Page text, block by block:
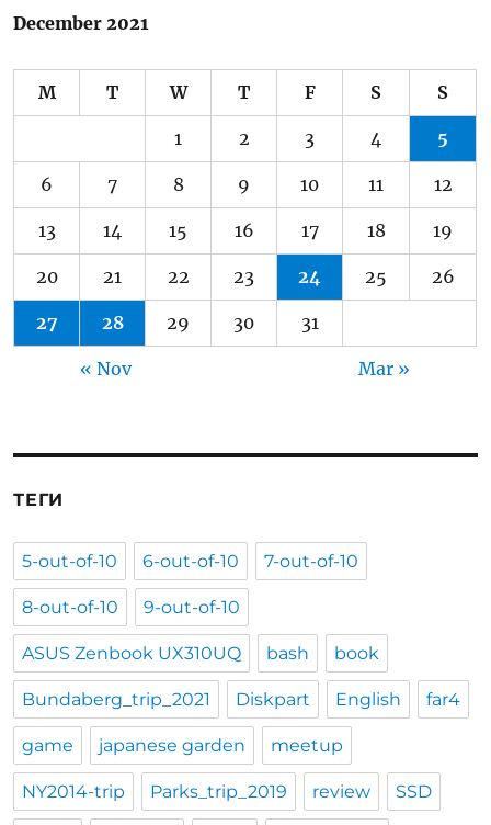
December 2021
M T W T F S S
1 2 3 4 5
6 7 8 9 10 11 12
13 14 15 16 17 18 19
20 21 22 23 24 25 26
27 28 29 30 31
« Nov Mar »
ТЕГИ
5-out-of-10 6-out-of-10 7-out-of-10
8-out-of-10 9-out-of-10
ASUS Zenbook UX310UQ bash book
Bundaberg_trip_2021 Diskpart English far4
game japanese garden meetup
NY2014-trip Parks_trip_2019 review SSD